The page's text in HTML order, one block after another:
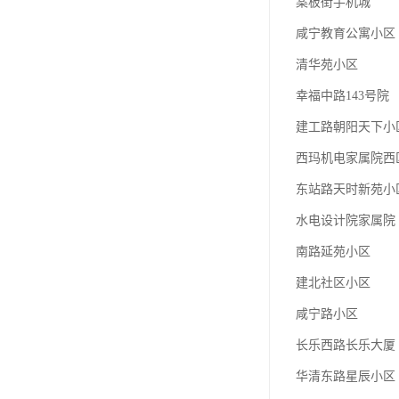
咸宁教育公寓小区
清华苑小区
幸福中路143号院
建工路朝阳天下小
西玛机电家属院西
东站路天时新苑小
水电设计院家属院
南路延苑小区
建北社区小区
咸宁路小区
长乐西路长乐大厦
华清东路星辰小区